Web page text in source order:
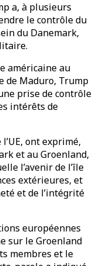
a, à plusieurs
le contrôle du
du Danemark,
américaine au
de Maduro, Trump
prise de contrôle
intérêts de
ont exprimé,
et au Groenland,
l’avenir de l’île
extérieures, et
et de l’intégrité
européennes
sur le Groenland
membres et le